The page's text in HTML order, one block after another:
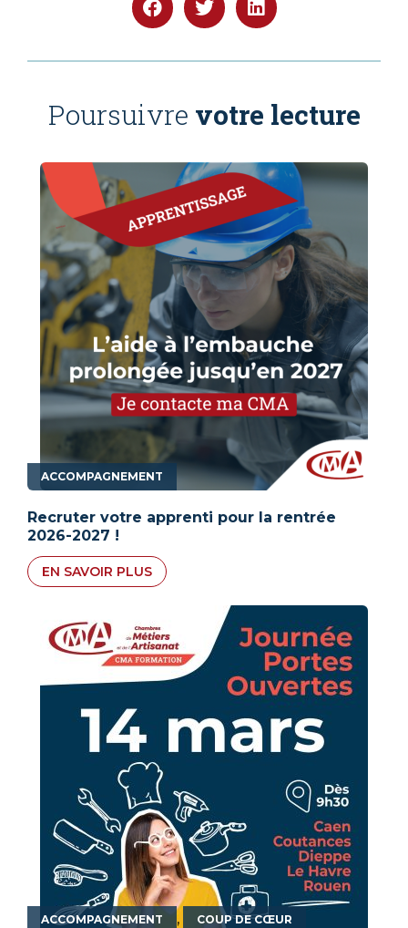
Poursuivre votre lecture
ACCOMPAGNEMENT
Recruter votre apprenti pour la rentrée
2026-2027 !
EN SAVOIR PLUS
ACCOMPAGNEMENT , COUP DE CŒUR